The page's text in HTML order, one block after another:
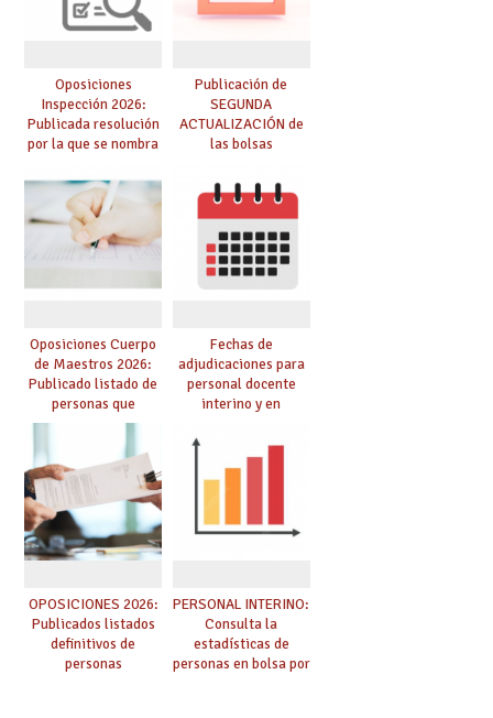
Oposiciones
Inspección 2026:
Publicada resolución
por la que se nombra
prácticas, se regulan
dichas prácticas y se
convoca acto público
de adjudicación
Publicación de
SEGUNDA
ACTUALIZACIÓN de
las bolsas
Cuerpo de Maestros
de especialidades
convocadas a
oposición
Oposiciones Cuerpo
de Maestros 2026:
Publicado listado de
personas que
adquieren nueva
especialidad
Fechas de
adjudicaciones para
personal docente
interino y en
debes saber
OPOSICIONES 2026:
Publicados listados
definitivos de
personas
PERSONAL INTERINO:
Consulta la
estadísticas de
personas en bolsa por